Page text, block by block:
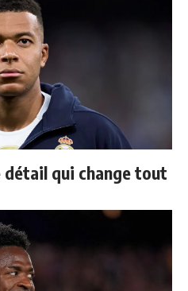
détail qui change tout